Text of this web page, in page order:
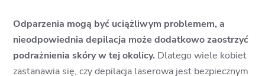
Odparzenia mogą być uciążliwym problemem, a
nieodpowiednia depilacja może dodatkowo zaostrzyć
podrażnienia skóry w tej okolicy. Dlatego wiele kobiet
zastanawia się, czy depilacja laserowa jest bezpiecznym